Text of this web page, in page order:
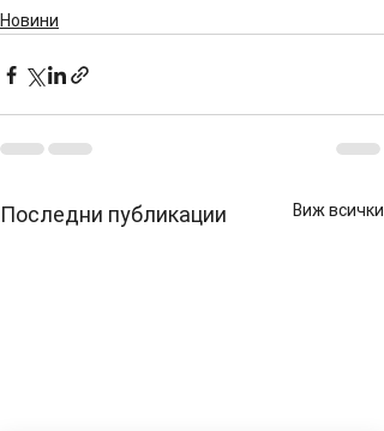
Новини
Последни публикации Виж всички